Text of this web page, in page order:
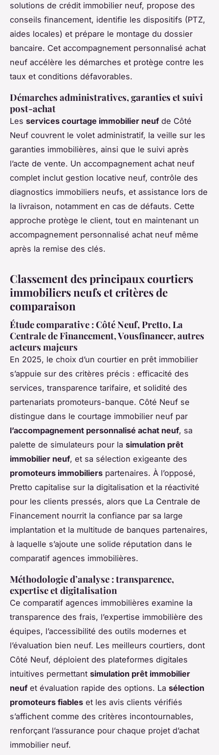
solutions de crédit immobilier neuf, propose des
conseils financement, identifie les dispositifs (PTZ,
aides locales) et prépare le montage du dossier
bancaire. Cet accompagnement personnalisé achat
neuf accélère les démarches et protège contre les
taux et conditions défavorables.
Démarches administratives, garanties et suivi
post-achat
Les services courtage immobilier neufde Côté
Neuf couvrent le volet administratif, la veille sur les
garanties immobilières, ainsi que le suivi après
l’acte de vente. Un accompagnement achat neuf
complet inclut gestion locative neuf, contrôle des
diagnostics immobiliers neufs, et assistance lors de
la livraison, notamment en cas de défauts. Cette
approche protège le client, tout en maintenant un
accompagnement personnalisé achat neuf même
après la remise des clés.
Classement des principaux courtiers
immobiliers neufs et critères de
comparaison
Étude comparative : Côté Neuf, Pretto, La
Centrale de Financement, Vousfinancer, autres
acteurs majeurs
En 2025, le choix d’un courtier en prêt immobilier
s’appuie sur des critères précis : efficacité des
services, transparence tarifaire, et solidité des
partenariats promoteurs-banque. Côté Neuf se
distingue dans le courtage immobilier neuf par
l’accompagnement personnalisé achat neuf, sa
palette de simulateurs pour la simulation prêt
immobilier neuf, et sa sélection exigeante des
promoteurs immobiliers partenaires. À l’opposé,
Pretto capitalise sur la digitalisation et la réactivité
pour les clients pressés, alors que La Centrale de
Financement nourrit la confiance par sa large
implantation et la multitude de banques partenaires,
à laquelle s’ajoute une solide réputation dans le
comparatif agences immobilières.
Méthodologie d’analyse : transparence,
expertise et digitalisation
Ce comparatif agences immobilières examine la
transparence des frais, l’expertise immobilière des
équipes, l’accessibilité des outils modernes et
l’évaluation bien neuf. Les meilleurs courtiers, dont
Côté Neuf, déploient des plateformes digitales
intuitives permettant simulation prêt immobilier
neufet évaluation rapide des options. La sélection
promoteurs fiables et les avis clients vérifiés
s’affichent comme des critères incontournables,
renforçant l’assurance pour chaque projet d’achat
immobilier neuf.